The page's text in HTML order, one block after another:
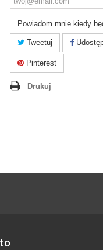
Powiadom mnie kiedy
Tweetuj
Pinterest
Drukuj